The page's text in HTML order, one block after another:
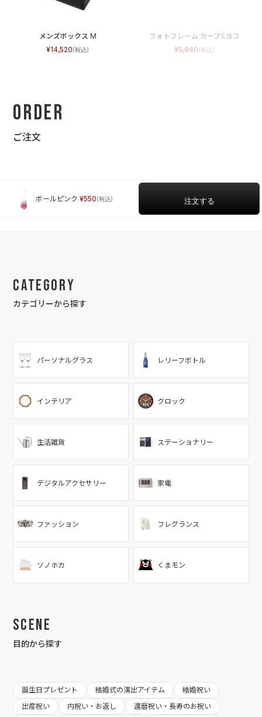
メンズボックス M
14,520
フォトフレーム カーブSヨコ
5,940
Order
ご注文
ボールピンク 550
Category
カテゴリーから探す
パーソナルグラス レリーフボトル
インテリア クロック
生活雑貨 ステーショナリー
デジタルアクセサリー 家電
ファッション フレグランス
ソノホカ くまモン
Scene
目的から探す
誕生日プレゼント 結婚式の演出アイテム
結婚祝い
出産祝い
内祝い・お返し
還暦祝い・長寿のお祝い